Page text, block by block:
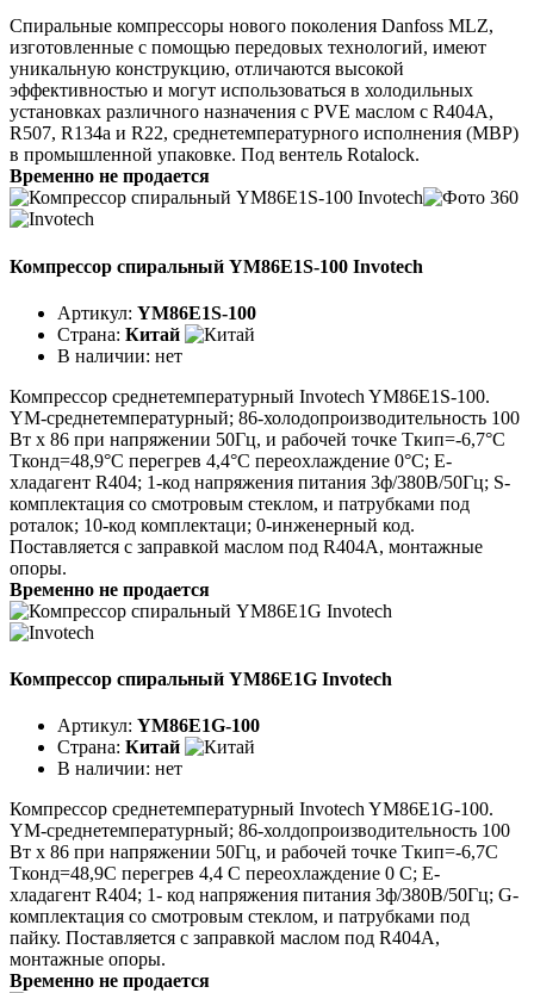
Спиральные компрессоры нового поколения Danfoss MLZ,
изготовленные с помощью передовых технологий, имеют
уникальную конструкцию, отличаются высокой
эффективностью и могут использоваться в холодильных
установках различного назначения с PVE маслом с R404A,
R507, R134a и R22, среднетемпературного исполнения (MBP)
в промышленной упаковке. Под вентель Rotalock.
Временно не продается
Компрессор спиральный YM86E1S-100 Invotech
Артикул: YM86E1S-100
Страна: Китай
В наличии: нет
Компрессор среднетемпературный Invotech YM86E1S-100.
YM-среднетемпературный; 86-холодопроизводительность 100
Вт x 86 при напряжении 50Гц, и рабочей точке Tкип=-6,7°C
Tконд=48,9°C перегрев 4,4°C переохлаждение 0°C; E-
хладагент R404; 1-код напряжения питания 3ф/380В/50Гц; S-
комплектация со смотровым стеклом, и патрубками под
роталок; 10-код комплектаци; 0-инженерный код.
Поставляется с заправкой маслом под R404A, монтажные
опоры.
Временно не продается
Компрессор спиральный YM86E1G Invotech
Артикул: YM86E1G-100
Страна: Китай
В наличии: нет
Компрессор среднетемпературный Invotech YM86E1G-100.
YM-среднетемпературный; 86-холдопроизводительность 100
Вт x 86 при напряжении 50Гц, и рабочей точке Tкип=-6,7C
Tконд=48,9C перегрев 4,4 C переохлаждение 0 C; E-
хладагент R404; 1- код напряжения питания 3ф/380В/50Гц; G-
комплектация со смотровым стеклом, и патрубками под
пайку. Поставляется с заправкой маслом под R404A,
монтажные опоры.
Временно не продается